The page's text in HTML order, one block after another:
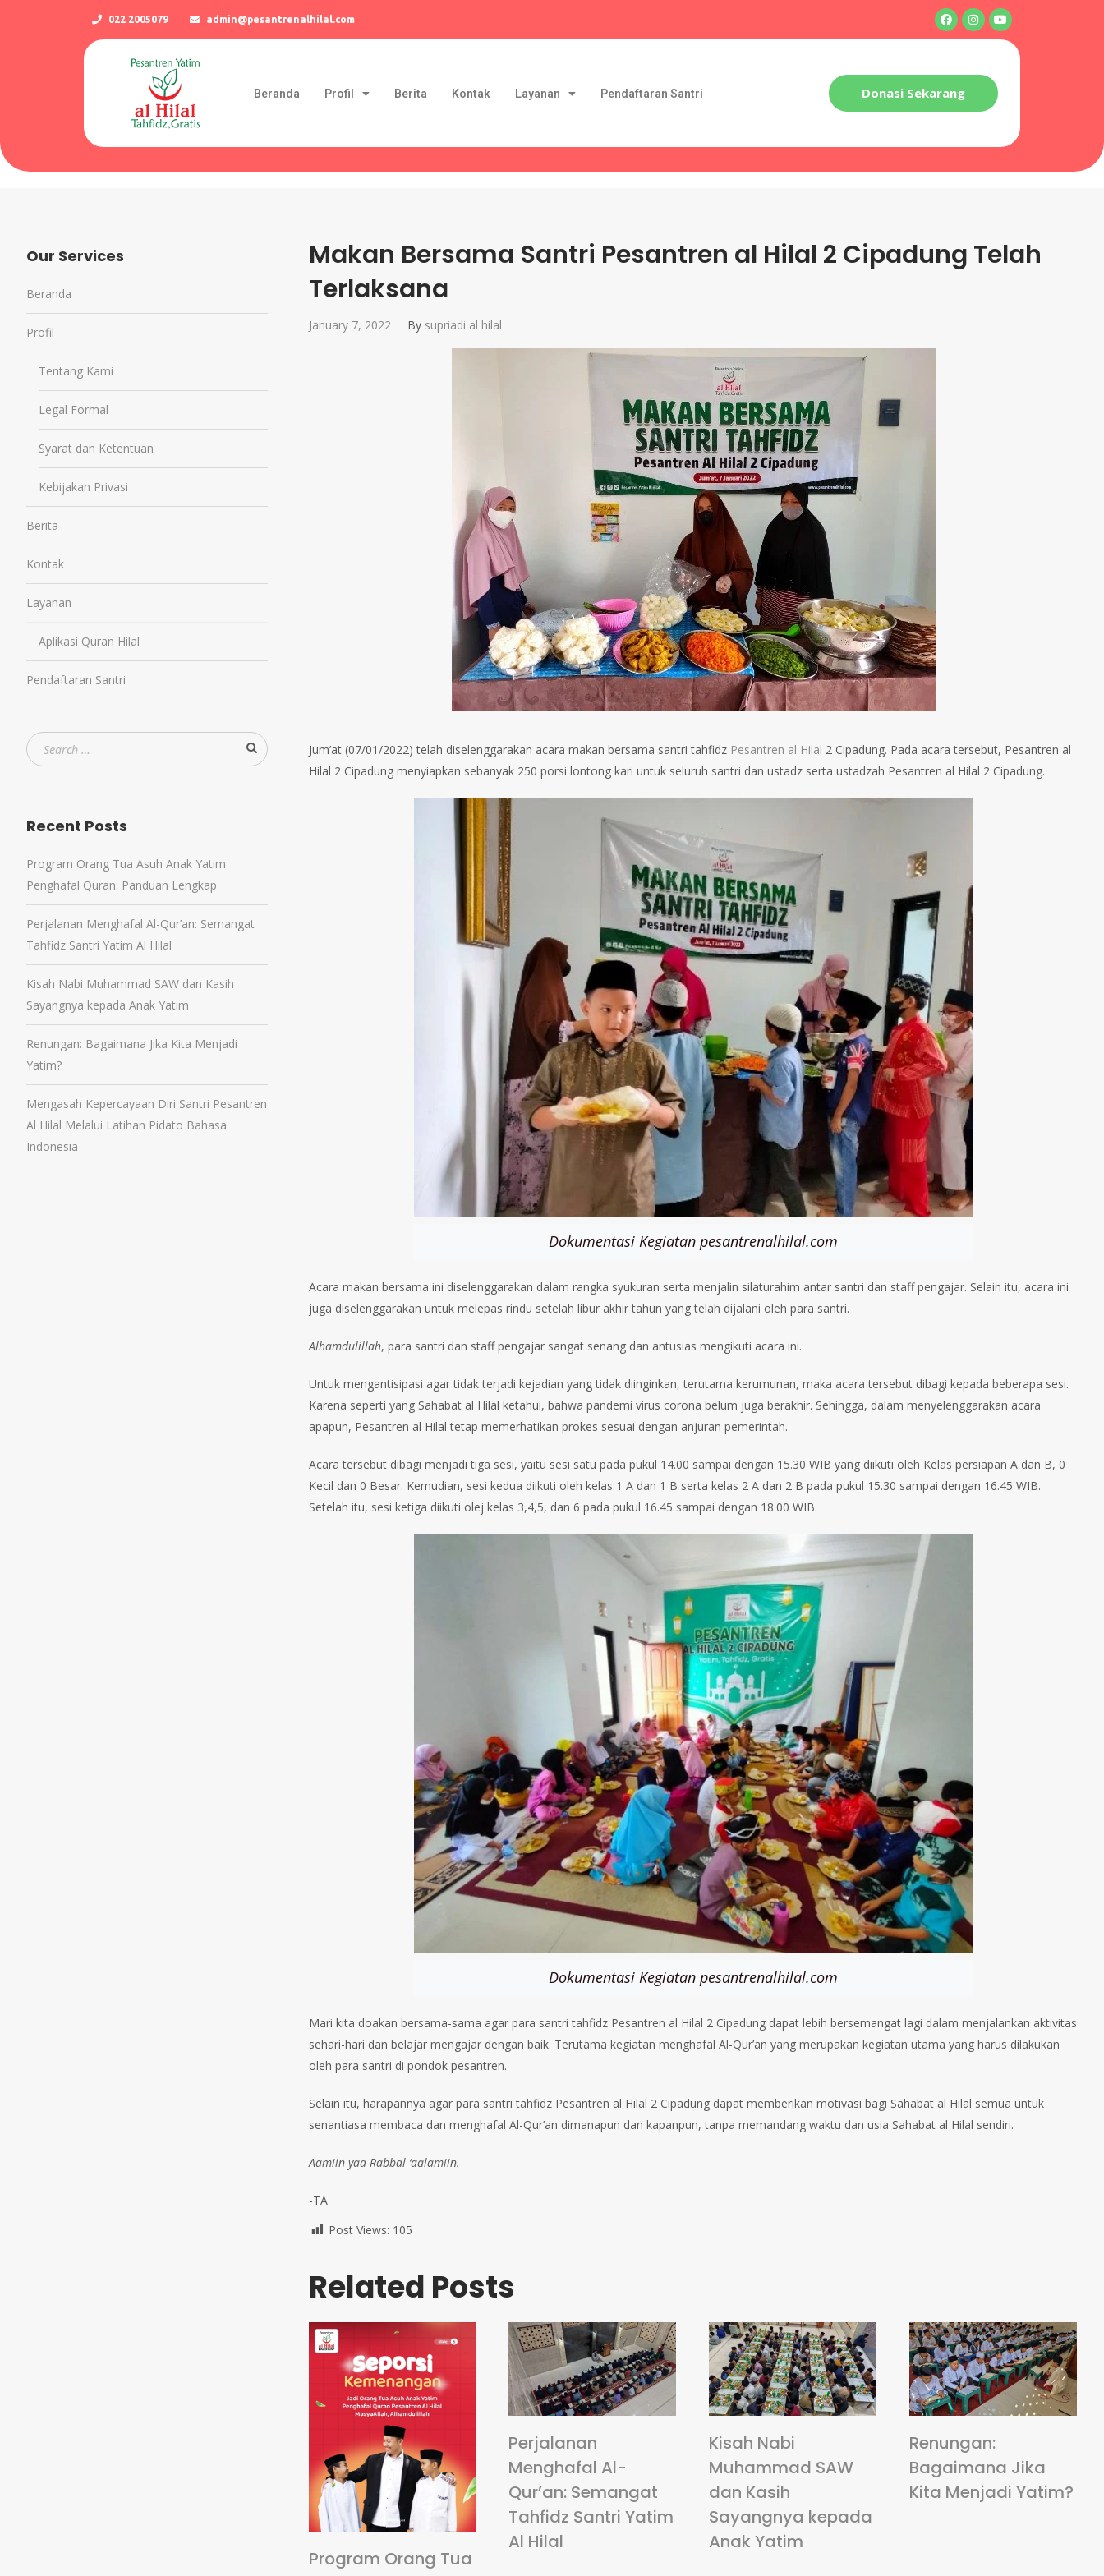
022 2005079 admin@pesantrenalhilal.com
Beranda Profil Berita Kontak Layanan Pendaftaran Santri Donasi Sekarang
Makan Bersama Santri Pesantren al Hilal 2 Cipadung Telah
Terlaksana
January 7, 2022 By supriadi al hilal
Jum’at (07/01/2022) telah diselenggarakan acara makan bersama santri tahfidz Pesantren al Hilal 2 Cipadung. Pada acara tersebut, Pesantren al
Hilal 2 Cipadung menyiapkan sebanyak 250 porsi lontong kari untuk seluruh santri dan ustadz serta ustadzah Pesantren al Hilal 2 Cipadung.
Dokumentasi Kegiatan pesantrenalhilal.com
Acara makan bersama ini diselenggarakan dalam rangka syukuran serta menjalin silaturahim antar santri dan staff pengajar. Selain itu, acara ini
juga diselenggarakan untuk melepas rindu setelah libur akhir tahun yang telah dijalani oleh para santri.
Alhamdulillah, para santri dan staff pengajar sangat senang dan antusias mengikuti acara ini.
Untuk mengantisipasi agar tidak terjadi kejadian yang tidak diinginkan, terutama kerumunan, maka acara tersebut dibagi kepada beberapa sesi.
Karena seperti yang Sahabat al Hilal ketahui, bahwa pandemi virus corona belum juga berakhir. Sehingga, dalam menyelenggarakan acara
apapun, Pesantren al Hilal tetap memerhatikan prokes sesuai dengan anjuran pemerintah.
Acara tersebut dibagi menjadi tiga sesi, yaitu sesi satu pada pukul 14.00 sampai dengan 15.30 WIB yang diikuti oleh Kelas persiapan A dan B, 0
Kecil dan 0 Besar. Kemudian, sesi kedua diikuti oleh kelas 1 A dan 1 B serta kelas 2 A dan 2 B pada pukul 15.30 sampai dengan 16.45 WIB.
Setelah itu, sesi ketiga diikuti olej kelas 3,4,5, dan 6 pada pukul 16.45 sampai dengan 18.00 WIB.
Dokumentasi Kegiatan pesantrenalhilal.com
Mari kita doakan bersama-sama agar para santri tahfidz Pesantren al Hilal 2 Cipadung dapat lebih bersemangat lagi dalam menjalankan aktivitas
sehari-hari dan belajar mengajar dengan baik. Terutama kegiatan menghafal Al-Qur’an yang merupakan kegiatan utama yang harus dilakukan
oleh para santri di pondok pesantren.
Selain itu, harapannya agar para santri tahfidz Pesantren al Hilal 2 Cipadung dapat memberikan motivasi bagi Sahabat al Hilal semua untuk
senantiasa membaca dan menghafal Al-Qur’an dimanapun dan kapanpun, tanpa memandang waktu dan usia Sahabat al Hilal sendiri.
Aamiin yaa Rabbal ‘aalamiin.
-TA
Post Views: 105
Related Posts
Program Orang Tua
Perjalanan
Menghafal Al-
Qur’an: Semangat
Tahfidz Santri Yatim
Al Hilal
Kisah Nabi
Muhammad SAW
dan Kasih
Sayangnya kepada
Anak Yatim
Renungan:
Bagaimana Jika
Kita Menjadi Yatim?
Our Services
Beranda
Profil
Tentang Kami
Legal Formal
Syarat dan Ketentuan
Kebijakan Privasi
Berita
Kontak
Layanan
Aplikasi Quran Hilal
Pendaftaran Santri
Recent Posts
Program Orang Tua Asuh Anak Yatim
Penghafal Quran: Panduan Lengkap
Perjalanan Menghafal Al-Qur’an: Semangat
Tahfidz Santri Yatim Al Hilal
Kisah Nabi Muhammad SAW dan Kasih
Sayangnya kepada Anak Yatim
Renungan: Bagaimana Jika Kita Menjadi
Yatim?
Mengasah Kepercayaan Diri Santri Pesantren
Al Hilal Melalui Latihan Pidato Bahasa
Indonesia